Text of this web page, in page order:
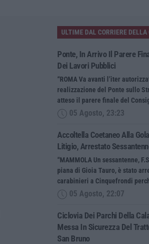
ULTIME DAL CORRIERE
Ponte, In Arrivo Il Parere
Dei Lavori Pubblici
“ROMA Va avanti l’iter
realizzazione del Ponte sullo
atteso il parere finale del
05 Agosto, 23:23
Accoltella Coetaneo Alla
Litigio, Arrestato
“MAMMOLA Un sessantenne,
piana di Gioia Tauro, è stato
carabinieri a Cinquefrondi
05 Agosto, 22:07
Ciclovia Dei Parchi Della
Messa In Sicurezza Del
San Bruno